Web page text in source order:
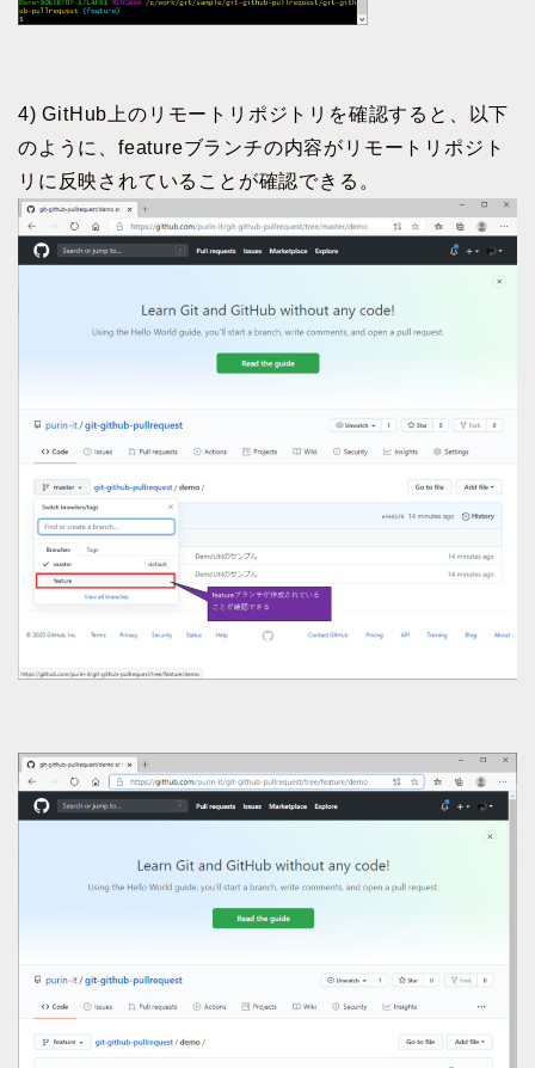
4) GitHub上のリモートリポジトリを確認すると、以下
のように、featureブランチの内容がリモートリポジト
リに反映されていることが確認できる。